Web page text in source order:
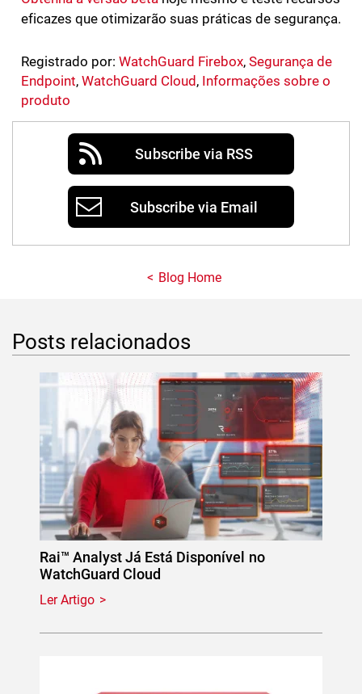
eficazes que otimizarão suas práticas de segurança.
Registrado por: WatchGuard Firebox,Segurança de
Endpoint, WatchGuard Cloud, Informações sobre o
produto
Subscribe via RSS
Subscribe via Email
Blog Home
Posts relacionados
Rai™ Analyst Já Está Disponível no
WatchGuard Cloud
Ler Artigo